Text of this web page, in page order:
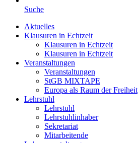
Suche
Aktuelles
Klausuren in Echtzeit
Klausuren in Echtzeit
Klausuren in Echtzeit
Veranstaltungen
Veranstaltungen
StGB MIXTAPE
Europa als Raum der Freiheit
Lehrstuhl
Lehrstuhl
Lehrstuhlinhaber
Sekretariat
Mitarbeitende